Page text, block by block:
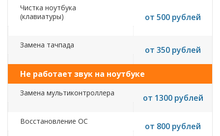
Чистка ноутбука
(клавиатуры)
от 500 рублей
Замена тачпада от 350 рублей
Не работает звук на ноутбуке
Замена мультиконтроллера от 1300 рублей
Восстановление ОС от 800 рублей